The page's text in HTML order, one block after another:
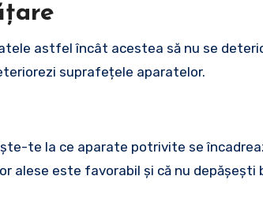
astfel încât acestea să nu se
suprafețele aparatelor.
te la ce aparate potrivite se
alese este favorabil și că nu